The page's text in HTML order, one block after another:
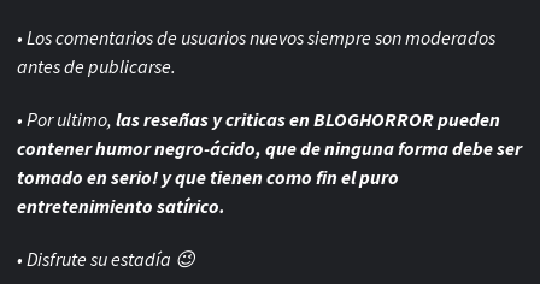
• Los comentarios de usuarios nuevos siempre son moderados
antes de publicarse.
• Por ultimo, las reseñas y criticas en BLOGHORROR pueden
contener humor negro-ácido, que de ninguna forma debe ser
tomado en serio! y que tienen como fin el puro
entretenimiento satírico.
• Disfrute su estadía 😉